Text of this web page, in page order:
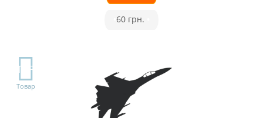
60 грн.
TOP
Товар